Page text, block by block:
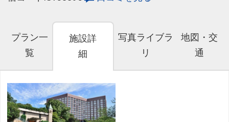
プラン一
覧
施設詳
細
写真ライブラ
リ
地図・交
通